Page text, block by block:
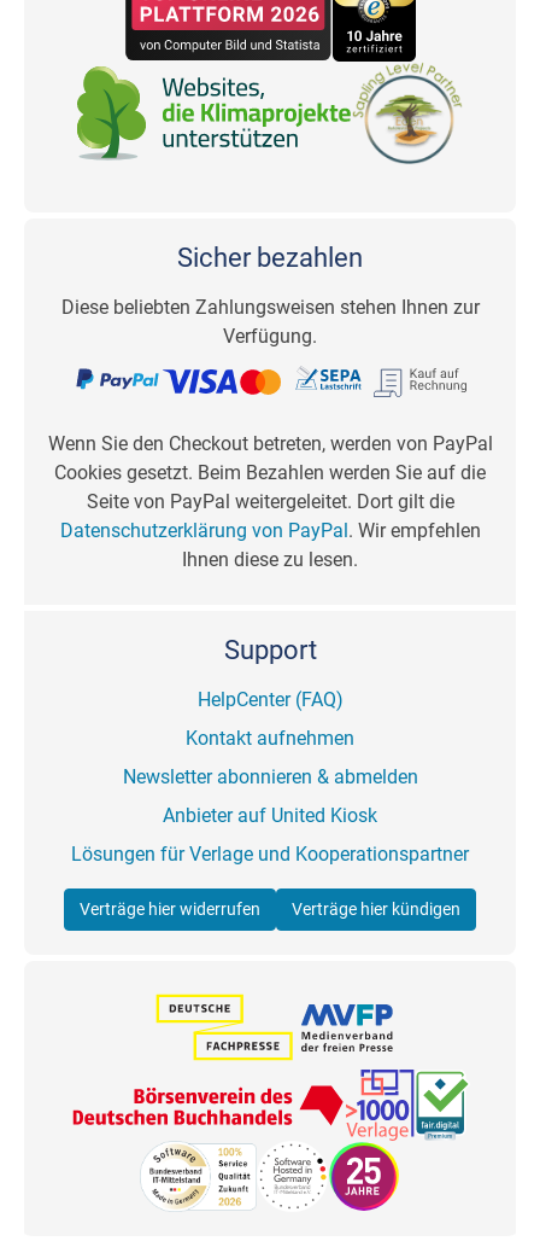
Sicher bezahlen
Diese beliebten Zahlungsweisen stehen Ihnen zur
Verfügung.
Wenn Sie den Checkout betreten, werden von PayPal
Cookies gesetzt. Beim Bezahlen werden Sie auf die
Seite von PayPal weitergeleitet. Dort gilt die
Datenschutzerklärung von PayPal . Wir empfehlen
Ihnen diese zu lesen.
Support
HelpCenter (FAQ)
Kontakt aufnehmen
Newsletter abonnieren & abmelden
Anbieter auf United Kiosk
Lösungen für Verlage und Kooperationspartner
Verträge hier widerrufen Verträge hier kündigen